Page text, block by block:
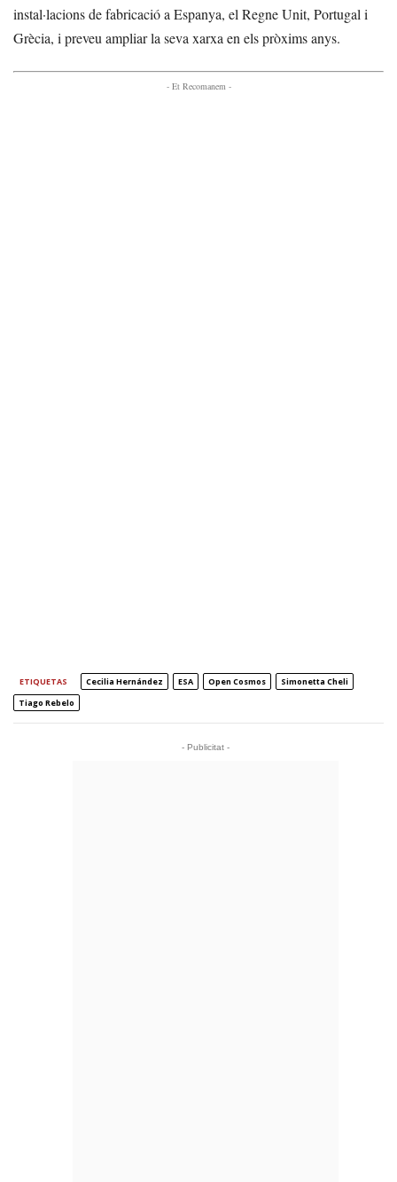
instal·lacions de fabricació a Espanya, el Regne Unit, Portugal i
Grècia, i preveu ampliar la seva xarxa en els pròxims anys.
- Et Recomanem -
ETIQUETAS Cecilia Hernández ESA Open Cosmos
Simonetta Cheli
Tiago Rebelo
- Publicitat -